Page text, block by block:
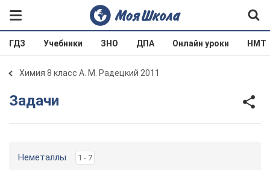
ГДЗ Учебники ЗНО ДПА Онлайн уроки НМТ
Химия 8 класс А. М. Радецкий 2011
Задачи
Неметаллы 1 - 7